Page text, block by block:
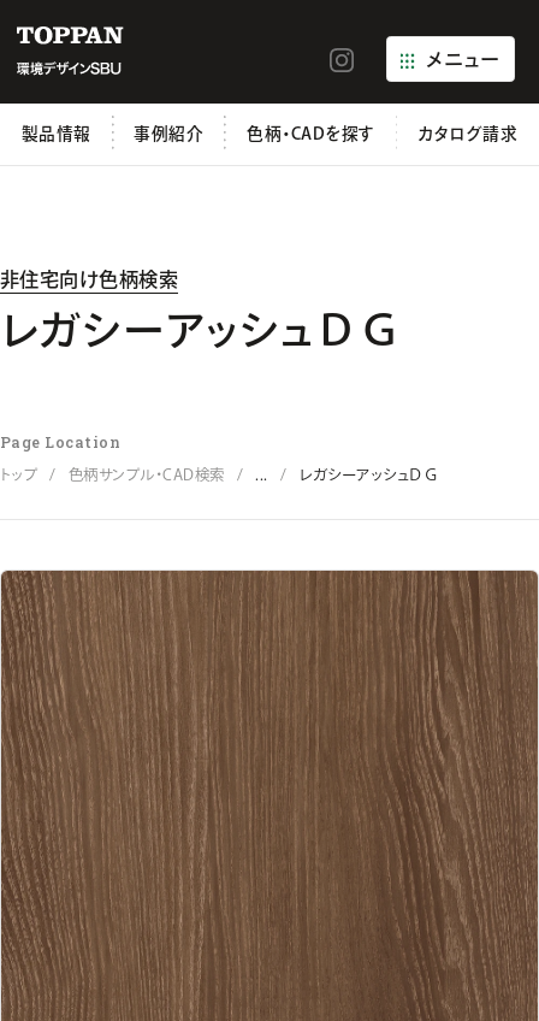
メニュー
製品情報 事例紹介 色柄・CADを探す カタログ請求
非住宅向け色柄検索
レガシーアッシュＤＧ
Page Location
トップ 色柄サンプル・CAD検索 ... レガシーアッシュＤＧ